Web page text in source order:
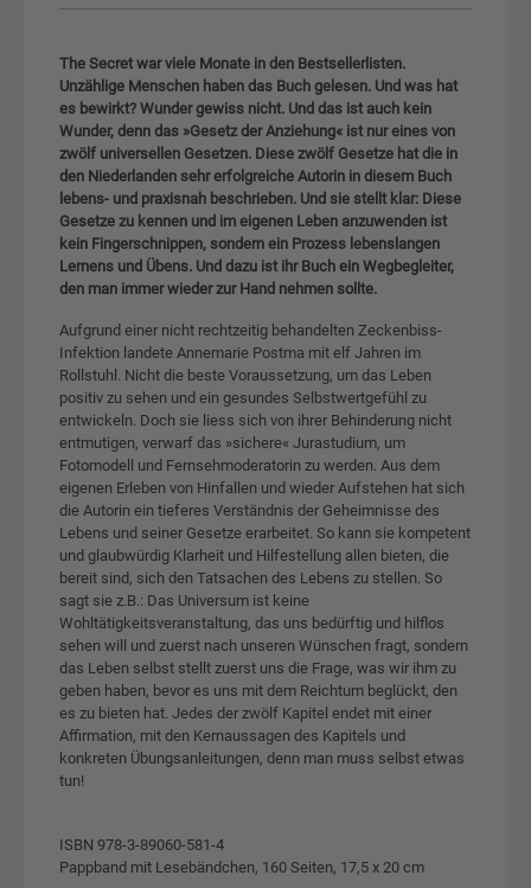
The Secret war viele Monate in den Bestsellerlisten.
Unzählige Menschen haben das Buch gelesen. Und was hat
es bewirkt? Wunder gewiss nicht. Und das ist auch kein
Wunder, denn das »Gesetz der Anziehung« ist nur eines von
zwölf universellen Gesetzen. Diese zwölf Gesetze hat die in
den Niederlanden sehr erfolgreiche Autorin in diesem Buch
lebens- und praxisnah beschrieben. Und sie stellt klar: Diese
Gesetze zu kennen und im eigenen Leben anzuwenden ist
kein Fingerschnippen, sondern ein Prozess lebenslangen
Lernens und Übens. Und dazu ist ihr Buch ein Wegbegleiter,
den man immer wieder zur Hand nehmen sollte.
Aufgrund einer nicht rechtzeitig behandelten Zeckenbiss-
Infektion landete Annemarie Postma mit elf Jahren im
Rollstuhl. Nicht die beste Voraussetzung, um das Leben
positiv zu sehen und ein gesundes Selbstwertgefühl zu
entwickeln. Doch sie liess sich von ihrer Behinderung nicht
entmutigen, verwarf das »sichere« Jurastudium, um
Fotomodell und Fernsehmoderatorin zu werden. Aus dem
eigenen Erleben von Hinfallen und wieder Aufstehen hat sich
die Autorin ein tieferes Verständnis der Geheimnisse des
Lebens und seiner Gesetze erarbeitet. So kann sie kompetent
und glaubwürdig Klarheit und Hilfestellung allen bieten, die
bereit sind, sich den Tatsachen des Lebens zu stellen. So
sagt sie z.B.: Das Universum ist keine
Wohltätigkeitsveranstaltung, das uns bedürftig und hilflos
sehen will und zuerst nach unseren Wünschen fragt, sondern
das Leben selbst stellt zuerst uns die Frage, was wir ihm zu
geben haben, bevor es uns mit dem Reichtum beglückt, den
es zu bieten hat. Jedes der zwölf Kapitel endet mit einer
Affirmation, mit den Kernaussagen des Kapitels und
konkreten Übungsanleitungen, denn man muss selbst etwas
tun!
ISBN 978-3-89060-581-4
Pappband mit Lesebändchen, 160 Seiten, 17,5 x 20 cm